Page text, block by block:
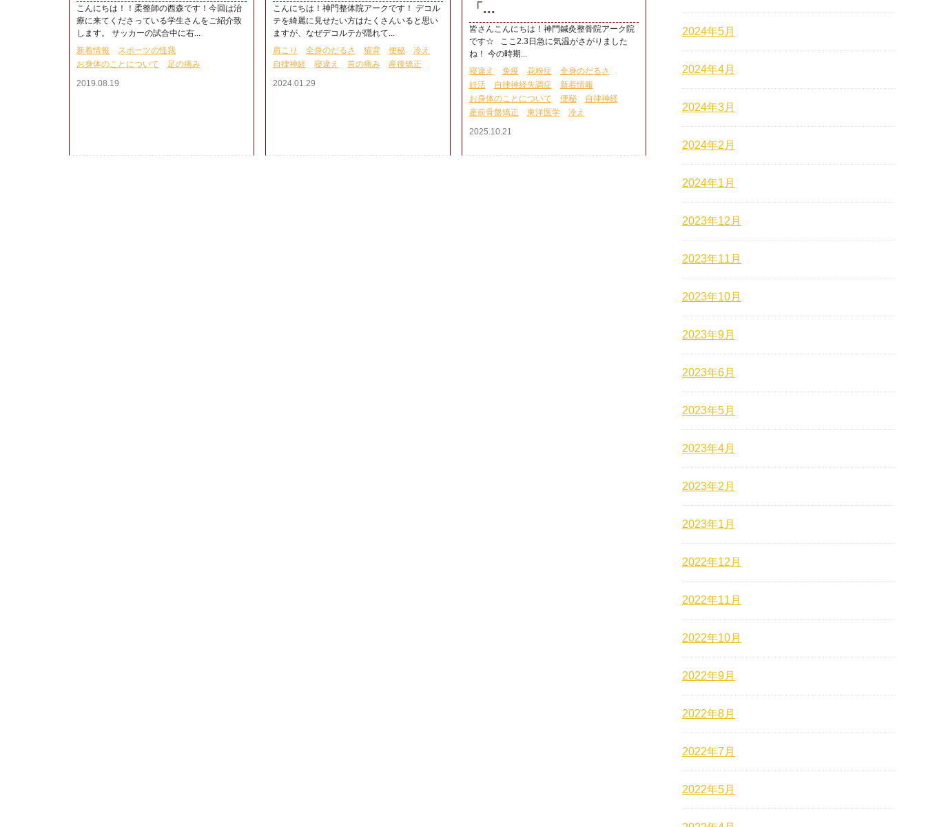
こんにちは！！柔整師の西森です！今回は治
療に来てくださっている学生さんをご紹介致
します。 サッカーの試合中に右...
新着情報
スポーツの怪我
お身体のことについて
足の痛み
2019.08.19
こんにちは！神門整体院アークです！ デコル
テを綺麗に見せたい方はたくさんいると思い
ますが、なぜデコルテが隠れて...
肩こり
全身のだるさ 猫背 便秘
冷え
自律神経
寝違え 首の痛み
産後矯正
2024.01.29
「...
皆さんこんにちは！神門鍼灸整骨院アーク院
です☆ ここ2.3日急に気温がさがりました
ね！ 今の時期...
寝違え
免疫 花粉症
全身のだるさ
妊活
自律神経失調症
新着情報
お身体のことについて
便秘
自律神経
産前骨盤矯正
東洋医学
冷え
2025.10.21
2024年5月
2024年4月
2024年3月
2024年2月
2024年1月
2023年12月
2023年11月
2023年10月
2023年9月
2023年6月
2023年5月
2023年4月
2023年2月
2023年1月
2022年12月
2022年11月
2022年10月
2022年9月
2022年8月
2022年7月
2022年5月